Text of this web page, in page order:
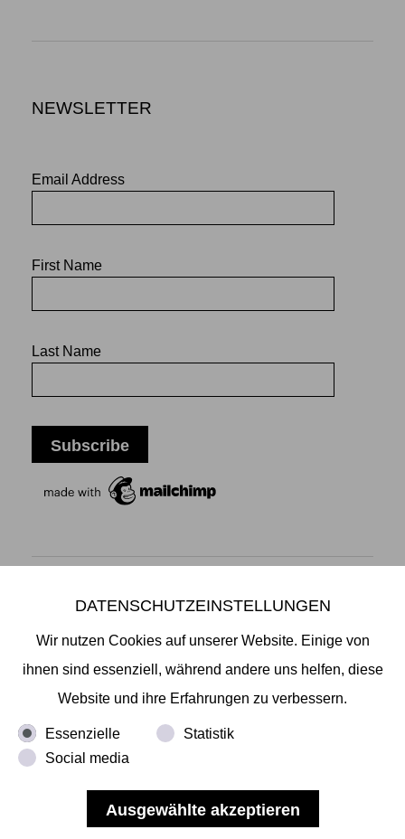
NEWSLETTER
Email Address
First Name
Last Name
Mikiko Sato Gallery ı Klosterwall 13 ı 20095 Hamburg
Öffnungszeiten:
Di - Fr 13.00 - 19.00 ı Sa 13.00 - 18.00 u.n.V
vorbehalten.
DATENSCHUTZEINSTELLUNGEN
Wir nutzen Cookies auf unserer Website. Einige von
ihnen sind essenziell, während andere uns helfen, diese
Website und ihre Erfahrungen zu verbessern.
Essenzielle
Statistik
Social media